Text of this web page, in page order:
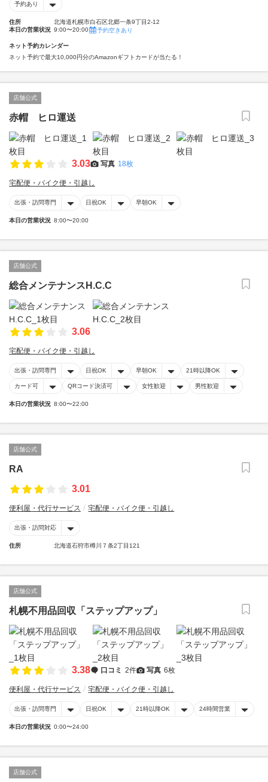
予約あり
住所
北海道札幌市白石区北郷一条9丁目2-12
本日の営業状況 9:00〜20:00 予約空きあり
ネット予約カレンダー
ネット予約で最大10,000円分のAmazonギフトカードが当たる！
店舗公式
赤帽 ヒロ運送
3.03 写真 18枚
宅配便・バイク便・引越し
出張・訪問専門 日祝OK 早朝OK
本日の営業状況 8:00〜20:00
店舗公式
総合メンテナンスH.C.C
3.06
宅配便・バイク便・引越し
出張・訪問専門 日祝OK 早朝OK 21時以降OK
カード可 QRコード決済可 女性歓迎 男性歓迎
本日の営業状況 8:00〜22:00
店舗公式
RA
3.01
便利屋・代行サービス 宅配便・バイク便・引越し
出張・訪問対応
住所 北海道石狩市樽川７条2丁目121
店舗公式
札幌不用品回収「ステップアップ」
3.38 口コミ 2件 写真 6枚
便利屋・代行サービス 宅配便・バイク便・引越し
出張・訪問専門 日祝OK 21時以降OK 24時間営業
本日の営業状況 0:00〜24:00
店舗公式